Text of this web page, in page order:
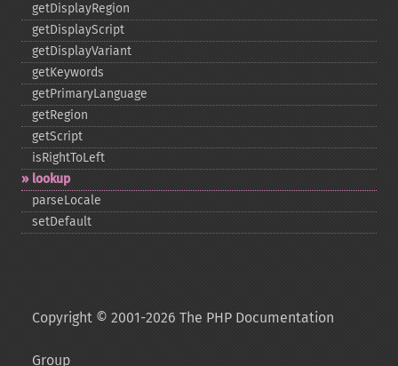
getDisplayRegion
getDisplayScript
getDisplayVariant
getKeywords
getPrimaryLanguage
getRegion
getScript
isRightToLeft
lookup
parseLocale
setDefault
Copyright © 2001-2026 The PHP Documentation
Group